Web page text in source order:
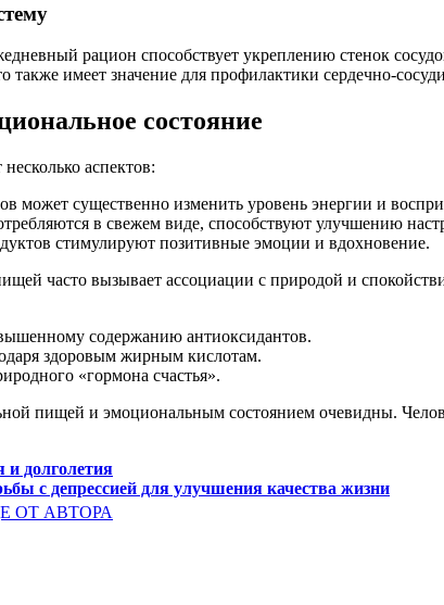
рацион способствует укреплению стенок
также имеет значение для профилактики сердечно-
состояние
аспектов:
может существенно изменить уровень энергии и
в свежем виде, способствуют улучшению
стимулируют позитивные эмоции и вдохновение.
часто вызывает ассоциации с природой и
содержанию антиоксидантов.
здоровым жирным кислотам.
«гормона счастья».
пищей и эмоциональным состоянием очевидны.
и долголетия
с депрессией для улучшения качества жизни
ОТ АВТОРА